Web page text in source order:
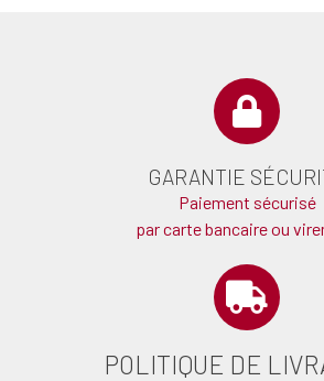
GARANTIE
Paiement sécurisé
par carte bancaire ou
POLITIQUE DE